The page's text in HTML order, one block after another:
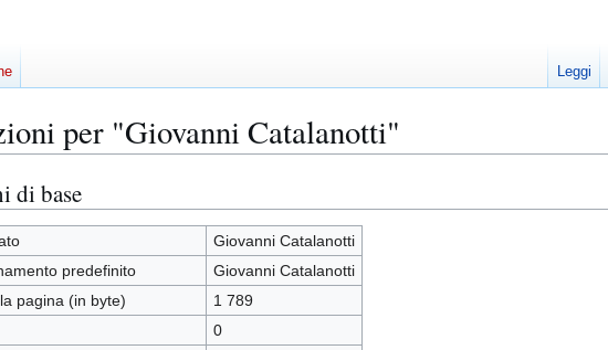
per "Giovanni Catalanotti"
di base
Giovanni Catalanotti
predefinito
Giovanni Catalanotti
pagina (in byte)
1 789
0
Leggi